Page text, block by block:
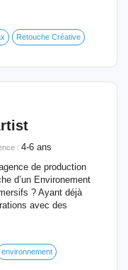
Retouche Créative
: 4-6 ans
de production
d’un Environement
? Ayant déjà
avec des
environnement